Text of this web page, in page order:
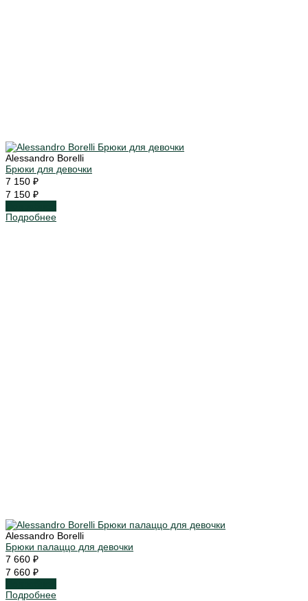
Alessandro Borelli
Брюки для девочки
7 150 ₽
7 150 ₽
Подробнее
Alessandro Borelli
Брюки палаццо для девочки
7 660 ₽
7 660 ₽
Подробнее